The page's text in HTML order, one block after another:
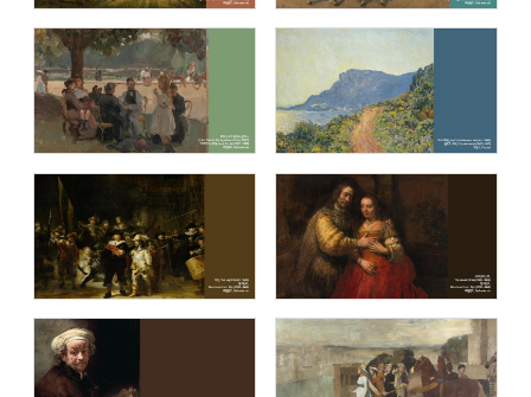
내셔널 갤러리 (The National Gallery,
London)
오르세 미술관 (Musée d’Orsay)
큐비즘: 시각의 전환 (Cubism: Changing
Perspectives)
음악이 흐르는 명화(Masterpiece with
music)
세계의 봄 (Spring in the world) 렘브란트 반 레인 (Rembrandt van Rijn)